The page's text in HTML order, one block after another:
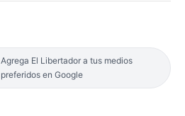
Agrega El Libertador a tus medios
preferidos en Google